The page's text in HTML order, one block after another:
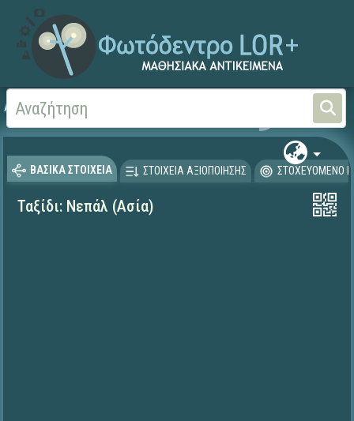
Αρχική Γεωγραφία-Γεωλογία
ΒΑΣΙΚΑ ΣΤΟΙΧΕΙΑ ΣΤΟΙΧΕΙΑ ΑΞΙΟΠΟΙΗΣΗΣ ΣΤΟΧΕΥΟΜΕΝΟ
Ταξίδι: Νεπάλ (Ασία)